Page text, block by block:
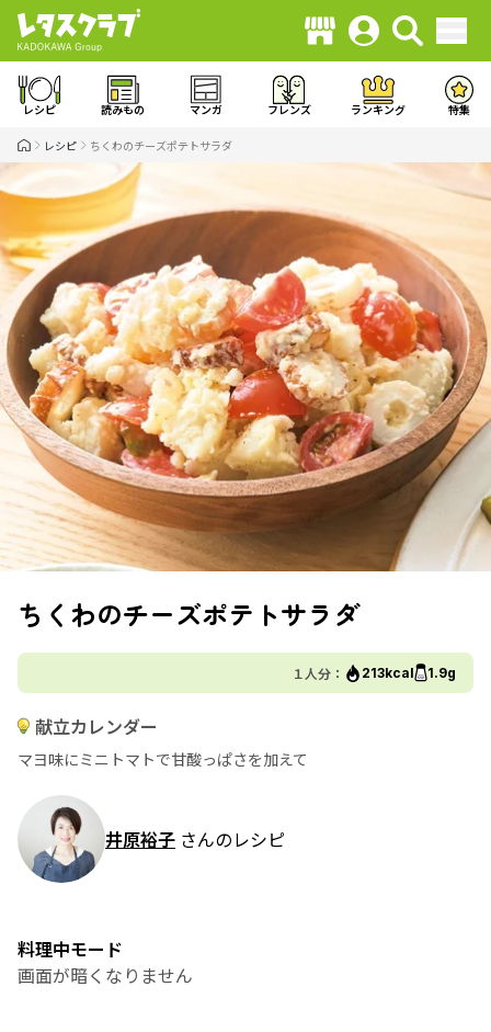
レシピ 読みもの マンガ フレンズ ランキング 特集
レシピ ちくわのチーズポテトサラダ
ちくわのチーズポテトサラダ
１人分： 213kcal 1.9g
献立カレンダー
マヨ味にミニトマトで甘酸っぱさを加えて
井原裕子 さんのレシピ
料理中モード
画面が暗くなりません